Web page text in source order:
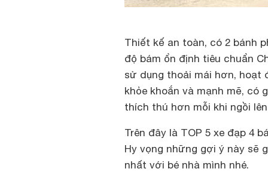
Thiết kế an toàn, có 2 bánh
độ bám ổn định tiêu chuẩn
sử dụng thoải mái hơn, hoạt
khỏe khoắn và mạnh mẽ, có
thích thú hơn mỗi khi ngồi
Trên đây là TOP 5 xe đạp 4
Hy vọng những gợi ý này sẽ
nhất với bé nhà mình nhé.